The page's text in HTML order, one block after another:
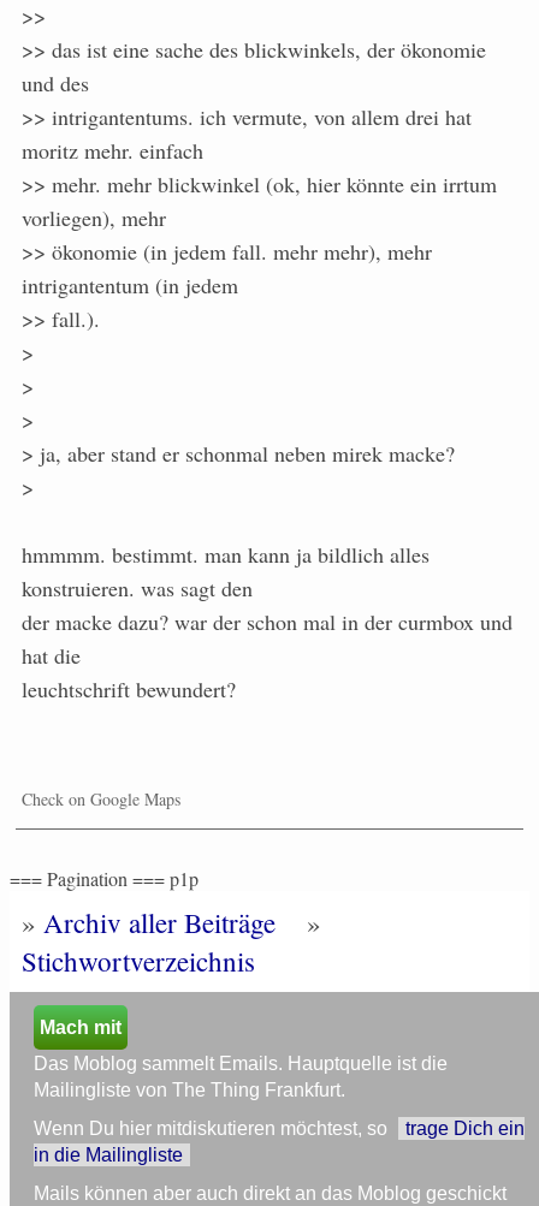
>>
>> das ist eine sache des blickwinkels, der ökonomie
und des
>> intrigantentums. ich vermute, von allem drei hat
moritz mehr. einfach
>> mehr. mehr blickwinkel (ok, hier könnte ein irrtum
vorliegen), mehr
>> ökonomie (in jedem fall. mehr mehr), mehr
intrigantentum (in jedem
>> fall.).
>
>
>
> ja, aber stand er schonmal neben mirek macke?
>
hmmmm. bestimmt. man kann ja bildlich alles
konstruieren. was sagt den
der macke dazu? war der schon mal in der curmbox und
hat die
leuchtschrift bewundert?
Check on Google Maps
=== Pagination === p1p
» Archiv aller Beiträge
»
Stichwortverzeichnis
Mach mit
Das Moblog sammelt Emails. Hauptquelle ist die
Mailingliste von The Thing Frankfurt.
Wenn Du hier mitdiskutieren möchtest, so
trage Dich ein
in die Mailingliste
Mails können aber auch direkt an das Moblog geschickt